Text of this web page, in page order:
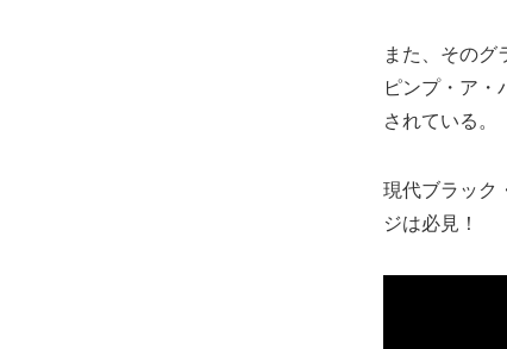
また、そのグ
ピンプ・ア
されている。
現代ブラック
ジは必見！